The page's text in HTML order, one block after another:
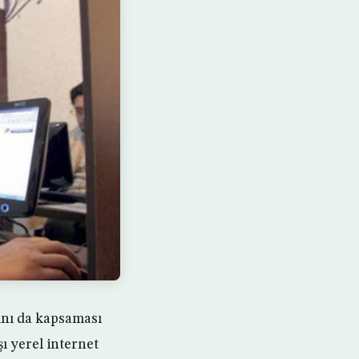
da kapsaması
yerel internet